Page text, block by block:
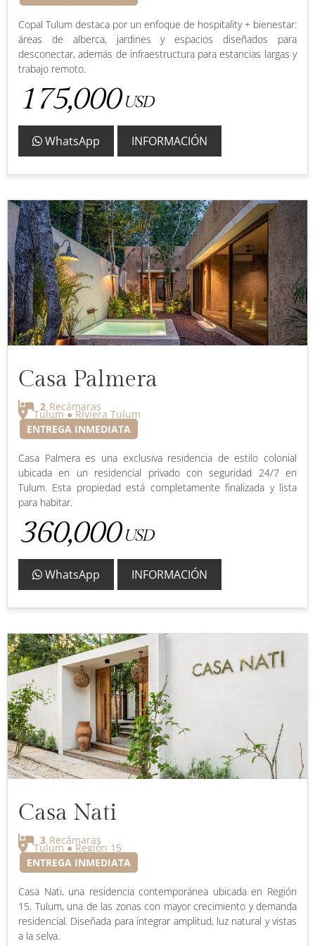
Copal Tulum destaca por un enfoque de hospitality + bienestar:
áreas de alberca, jardines y espacios diseñados para
desconectar, además de infraestructura para estancias largas y
trabajo remoto.
175,000 USD
WhatsApp INFORMACIÓN
Casa Palmera
2 Recámaras
Tulum ● Riviera Tulum
ENTREGA INMEDIATA
Casa Palmera es una exclusiva residencia de estilo colonial
ubicada en un residencial privado con seguridad 24/7 en
Tulum. Esta propiedad está completamente finalizada y lista
para habitar.
360,000 USD
WhatsApp INFORMACIÓN
Casa Nati
3 Recámaras
Tulum ● Región 15
ENTREGA INMEDIATA
Casa Nati, una residencia contemporánea ubicada en Región
15, Tulum, una de las zonas con mayor crecimiento y demanda
residencial. Diseñada para integrar amplitud, luz natural y vistas
a la selva.